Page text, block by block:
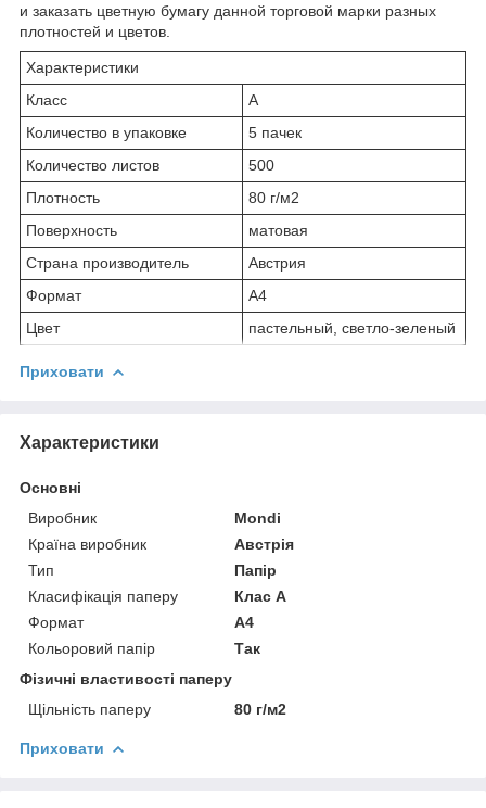
и заказать цветную бумагу данной торговой марки разных
плотностей и цветов.
Характеристики
Класс
А
Количество в упаковке
5 пачек
Количество листов
500
Плотность
80 г/м2
Поверхность
матовая
Страна производитель
Австрия
Формат
А4
Цвет
пастельный, светло-зеленый
Приховати
Характеристики
Основні
Виробник
Mondi
Країна виробник
Австрія
Тип
Папір
Класифікація паперу
Клас А
Формат
A4
Кольоровий папір
Так
Фізичні властивості паперу
Щільність паперу
80 г/м2
Приховати